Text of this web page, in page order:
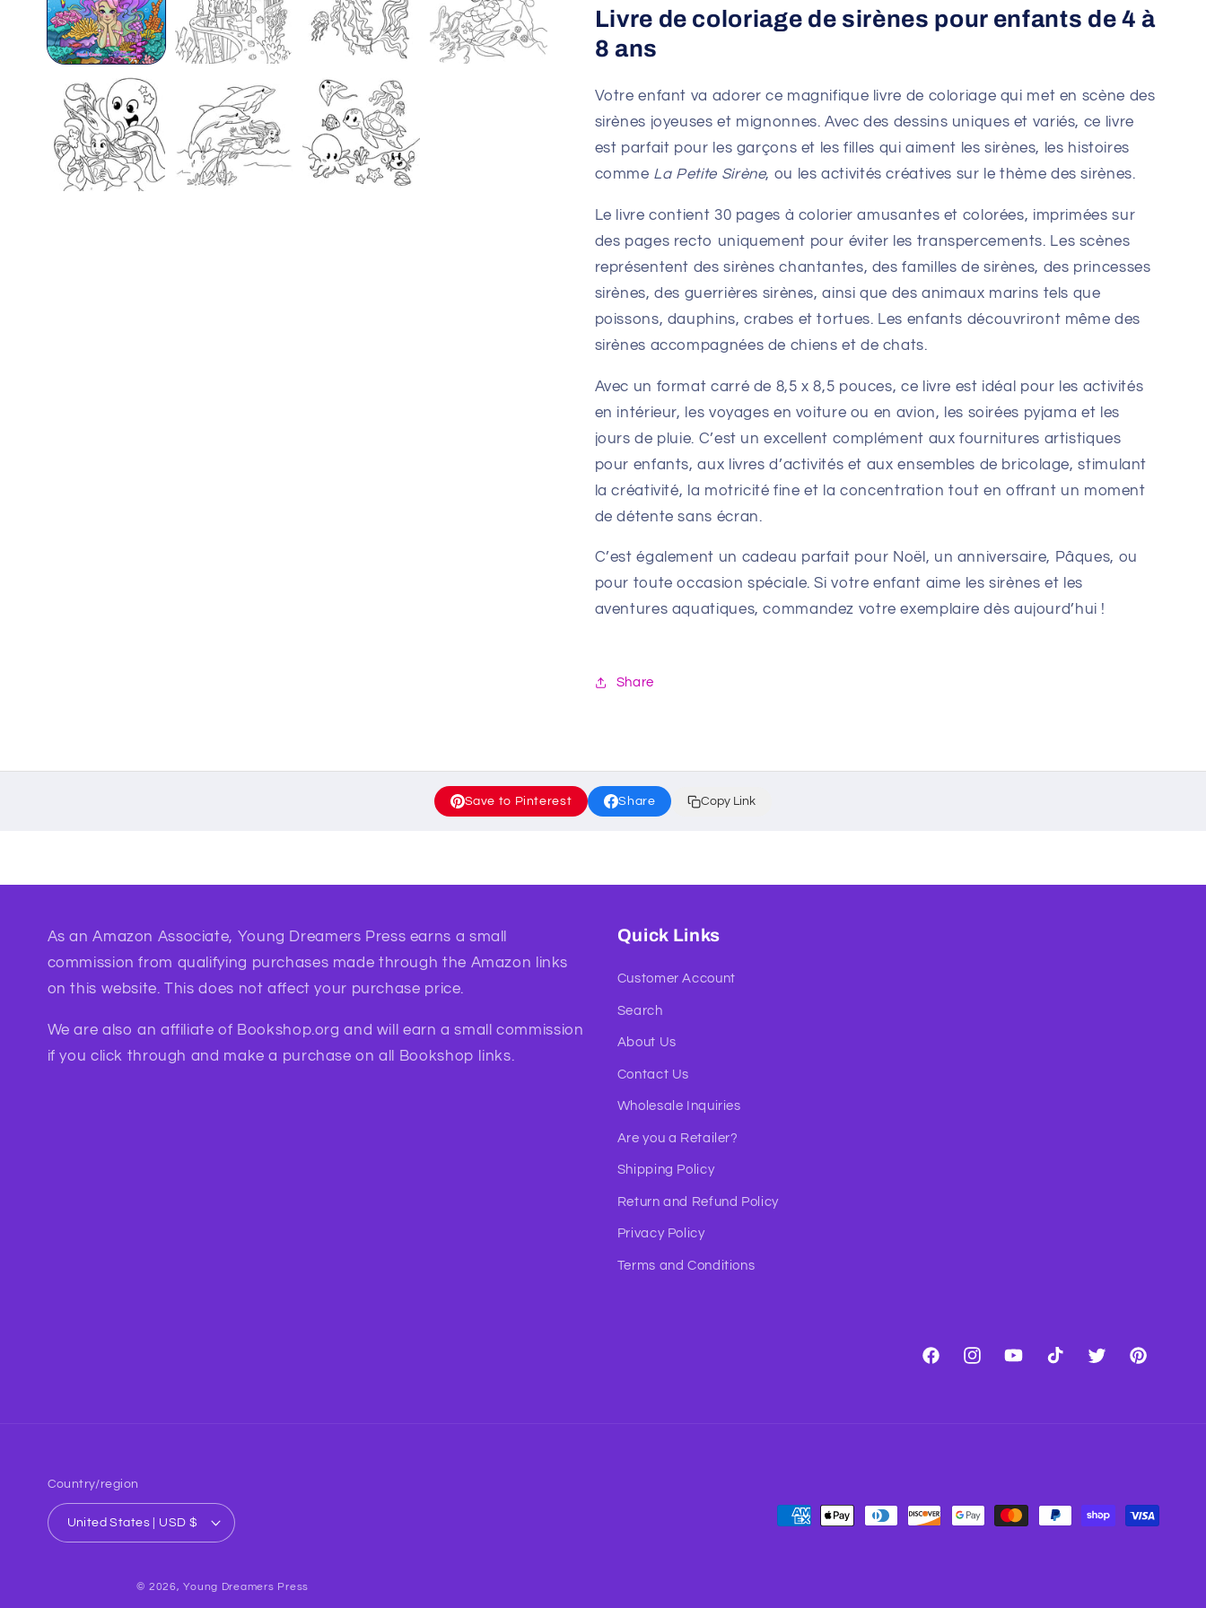
Livre de coloriage de sirènes pour enfants de 4 à
8 ans
Votre enfant va adorer ce magnifique livre de coloriage qui met en scène des
sirènes joyeuses et mignonnes. Avec des dessins uniques et variés, ce livre
est parfait pour les garçons et les filles qui aiment les sirènes, les histoires
comme La Petite Sirène, ou les activités créatives sur le thème des sirènes.
Le livre contient 30 pages à colorier amusantes et colorées, imprimées sur
des pages recto uniquement pour éviter les transpercements. Les scènes
représentent des sirènes chantantes, des familles de sirènes, des princesses
sirènes, des guerrières sirènes, ainsi que des animaux marins tels que
poissons, dauphins, crabes et tortues. Les enfants découvriront même des
sirènes accompagnées de chiens et de chats.
Avec un format carré de 8,5 x 8,5 pouces, ce livre est idéal pour les activités
en intérieur, les voyages en voiture ou en avion, les soirées pyjama et les
jours de pluie. C’est un excellent complément aux fournitures artistiques
pour enfants, aux livres d’activités et aux ensembles de bricolage, stimulant
la créativité, la motricité fine et la concentration tout en offrant un moment
de détente sans écran.
C’est également un cadeau parfait pour Noël, un anniversaire, Pâques, ou
pour toute occasion spéciale. Si votre enfant aime les sirènes et les
aventures aquatiques, commandez votre exemplaire dès aujourd’hui !
Share
Save to Pinterest Share Copy Link
As an Amazon Associate, Young Dreamers Press earns a small
commission from qualifying purchases made through the Amazon links
on this website. This does not affect your purchase price.
We are also an affiliate of Bookshop.org and will earn a small commission
if you click through and make a purchase on all Bookshop links.
Quick Links
Customer Account
Search
About Us
Contact Us
Wholesale Inquiries
Are you a Retailer?
Shipping Policy
Return and Refund Policy
Privacy Policy
Terms and Conditions
FacebookInstagramYouTubeTikTok Twitter Pinterest
Country/region
United States | USD $
Payment
© 2026, Young Dreamers Press